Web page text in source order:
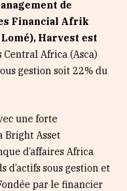
de
Financial Afrik
Harvest est
Africa (Asca)
gestion soit 22% du
une forte
Bright Asset
d’affaires Africa
d’actifs sous gestion et
par le financier